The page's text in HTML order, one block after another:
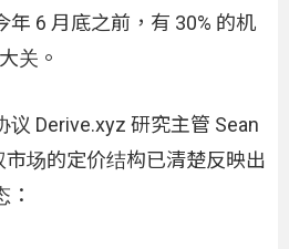
6 月底之前，有 30% 的机
关。
Derive.xyz 研究主管 Sean
场的定价结构已清楚反映出
：